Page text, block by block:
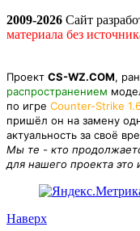
2009-2026 Сайт
материала без
Проект CS-WZ.COM,
распространением
по игре Counter-Strike
пришёл он на замену
актуальность за своё
Мы те - кто
для нашего проекта это
Наверх